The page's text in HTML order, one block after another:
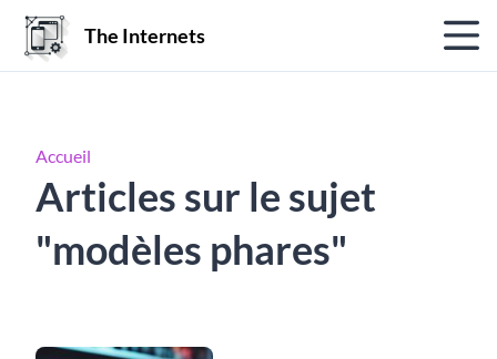
The Internets
Accueil
Articles sur le sujet
"modèles phares"